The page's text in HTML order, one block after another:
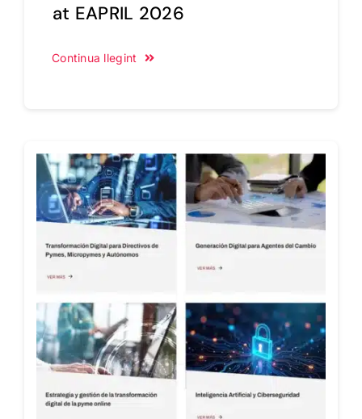
at EAPRIL 2026
Continua llegint